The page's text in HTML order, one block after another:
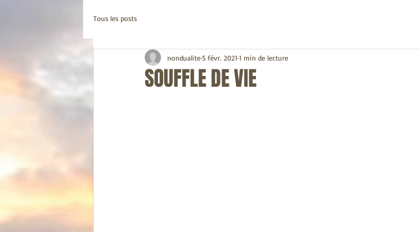
Tous les posts
SOUFFLE DE VIE
nondualite5 févr. 2021 1 min de lecture